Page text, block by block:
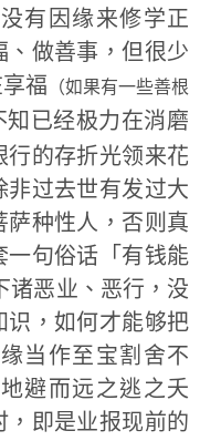
有因缘来修学正
、做善事，但很少
福 （如果有一些善根
知已经极力在消磨
行的存折光领来花
非过去世有发过大
萨种性人，否则真
一句俗话「有钱能
诸恶业、恶行，没
识，如何才能够把
当作至宝割舍不
避而远之逃之夭
，即是业报现前的